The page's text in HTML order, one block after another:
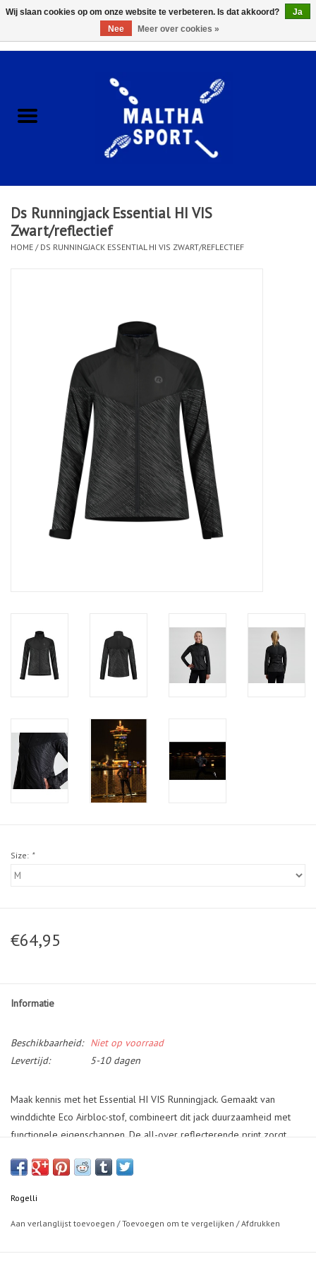
ACCESSOIRES/HARDWARE
KLEDING
CLUBSHOPS
Ds Runningjack Essential HI VIS
Zwart/reflectief
HOME / DS RUNNINGJACK ESSENTIAL HI VIS ZWART/REFLECTIEF
Size: *
€64,95
Informatie
Beschikbaarheid:
Niet op voorraad
Levertijd:
5-10 dagen
Maak kennis met het Essential HI VIS Runningjack. Gemaakt van
winddichte Eco Airbloc-stof, combineert dit jack duurzaamheid met
functionele eigenschappen. De all-over reflecterende print zorgt
bent bij weinig licht of slechte weersomstandigheden.
Dankzij de ventilatieopening aan de achterkant blijf je koel en
opbergen van je essentials. De klittenbandsluiting bij de polsen zorgt
Rogelli
Aan verlanglijst toevoegen /Toevoegen om te vergelijken /Afdrukken
Wij slaan cookies op om onze website te verbeteren. Is dat akkoord?
Ja
Nee
Meer over cookies »